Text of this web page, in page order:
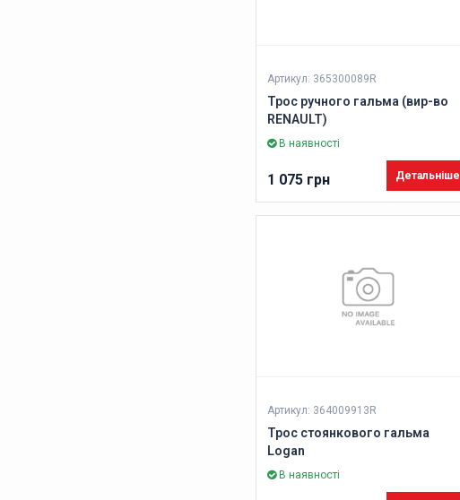
Артикул: 365300089R
Трос ручного гальма (вир-во
RENAULT)
В наявності
1 075 грн Детальніше
Артикул: 364009913R
Трос стоянкового гальма
Logan
В наявності